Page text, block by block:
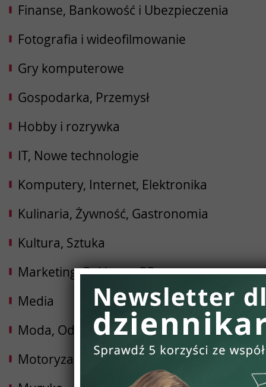
Finanse, Bankowość i Ubezpieczenia
Fotografia i wideofilmowanie
Gry komputerowe
Gospodarka, Przemysł
Hobby i rozrywka
IT, Nowe technologie
Komputery, Internet, Elektronika
Kulinaria, Żywność, Gastronomia
Kultura, Sztuka
Marketing, Reklama, PR
Media
Moda, Odzież, Obuwie
Motoryzacja